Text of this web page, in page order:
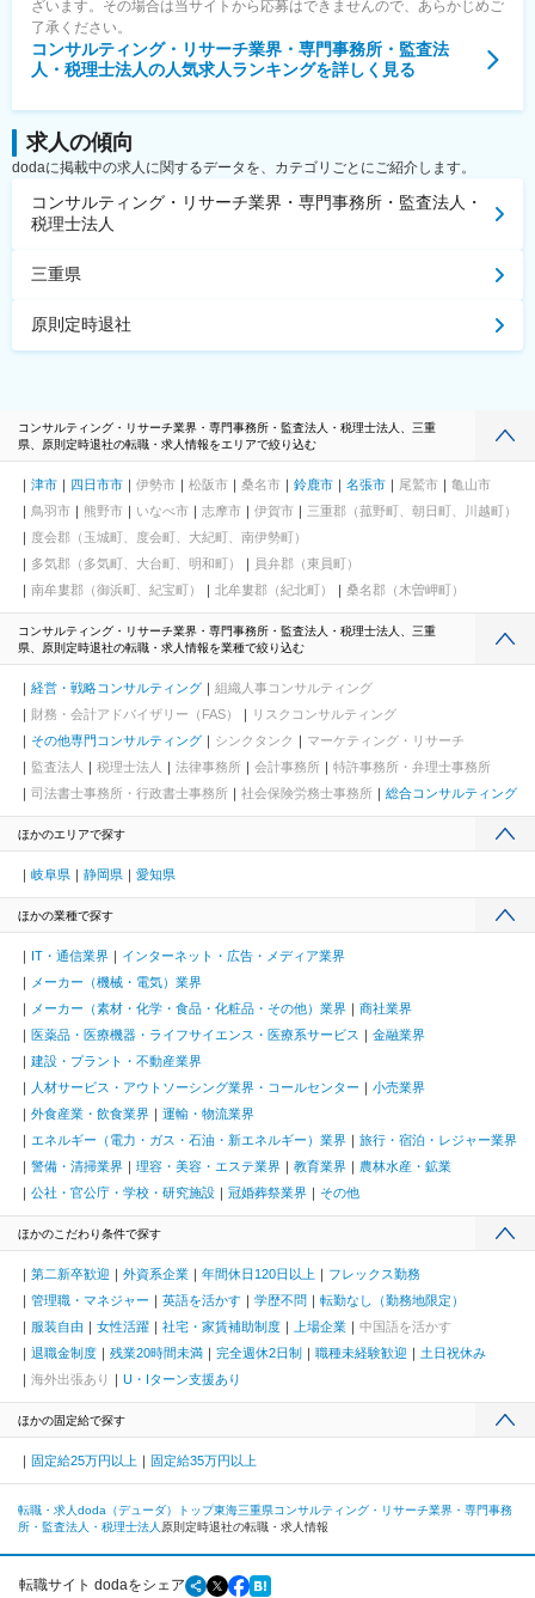
ざいます。その場合は当サイトから応募はできませんので、あらかじめご
了承ください。
コンサルティング・リサーチ業界・専門事務所・監査法
人・税理士法人の人気求人ランキングを詳しく見る
求人の傾向
dodaに掲載中の求人に関するデータを、カテゴリごとにご紹介します。
コンサルティング・リサーチ業界・専門事務所・監査法人・
税理士法人
三重県
原則定時退社
コンサルティング・リサーチ業界・専門事務所・監査法人・税理士法人、三重
県、原則定時退社の転職・求人情報をエリアで絞り込む
津市 四日市市 伊勢市 松阪市 桑名市 鈴鹿市 名張市 尾鷲市
亀山市
鳥羽市
熊野市 いなべ市 志摩市 伊賀市
三重郡（菰野町、朝日町、川越町）
度会郡（玉城町、度会町、大紀町、南伊勢町）
多気郡（多気町、大台町、明和町）
員弁郡（東員町）
南牟婁郡（御浜町、紀宝町）
北牟婁郡（紀北町） 桑名郡（木曽岬町）
コンサルティング・リサーチ業界・専門事務所・監査法人・税理士法人、三重
県、原則定時退社の転職・求人情報を業種で絞り込む
経営・戦略コンサルティング
組織人事コンサルティング
財務・会計アドバイザリー（FAS）
リスクコンサルティング
その他専門コンサルティング
シンクタンク
マーケティング・リサーチ
監査法人
税理士法人 法律事務所 会計事務所
特許事務所・弁理士事務所
司法書士事務所・行政書士事務所
社会保険労務士事務所 総合コンサルティング
ほかのエリアで探す
岐阜県 静岡県 愛知県
ほかの業種で探す
IT・通信業界
インターネット・広告・メディア業界
メーカー（機械・電気）業界
メーカー（素材・化学・食品・化粧品・その他）業界
商社業界
医薬品・医療機器・ライフサイエンス・医療系サービス
金融業界
建設・プラント・不動産業界
人材サービス・アウトソーシング業界・コールセンター
小売業界
外食産業・飲食業界
運輸・物流業界
エネルギー（電力・ガス・石油・新エネルギー）業界
旅行・宿泊・レジャー業界
警備・清掃業界
理容・美容・エステ業界 教育業界
農林水産・鉱業
公社・官公庁・学校・研究施設
冠婚葬祭業界 その他
ほかのこだわり条件で探す
第二新卒歓迎 外資系企業 年間休日120日以上
フレックス勤務
管理職・マネジャー
英語を活かす 学歴不問
転勤なし（勤務地限定）
服装自由
女性活躍 社宅・家賃補助制度 上場企業
中国語を活かす
退職金制度
残業20時間未満 完全週休2日制 職種未経験歓迎
土日祝休み
海外出張あり
U・Iターン支援あり
ほかの固定給で探す
固定給25万円以上 固定給35万円以上
転職・求人doda（デューダ）トップ東海三重県コンサルティング・リサーチ業界・専門事務
所・監査法人・税理士法人 原則定時退社の転職・求人情報
転職サイト dodaをシェア